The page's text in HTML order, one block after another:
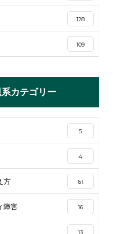
128
109
カテゴリー
5
4
方 61
障害 16
13